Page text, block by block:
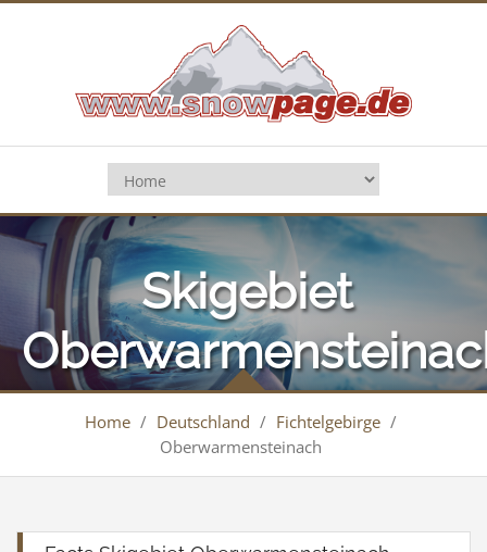
Skigebiet
Home / Deutschland / Fichtelgebirge /
Oberwarmensteinach